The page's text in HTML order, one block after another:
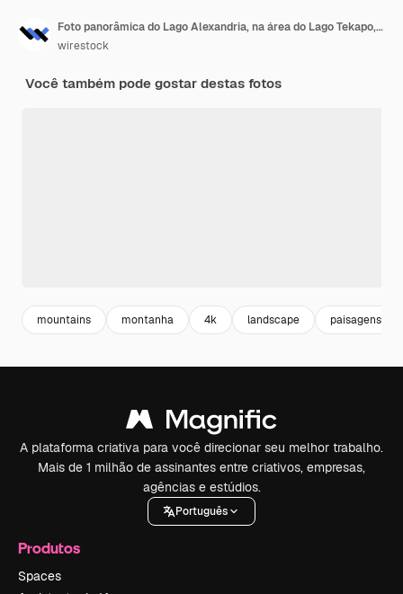
Foto panorâmica do Lago Alexandria, na área do Lago Tekapo, cercada por montanhas
wirestock
Você também pode gostar destas fotos
mountains montanha 4k landscape paisagens
A plataforma criativa para você direcionar seu melhor trabalho.
Mais de 1 milhão de assinantes entre criativos, empresas,
agências e estúdios.
Português
Produtos
Spaces